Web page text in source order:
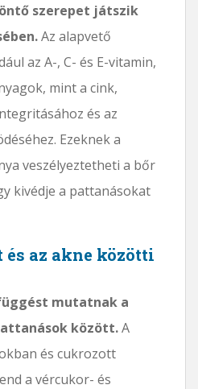
szerepet játszik
Az alapvető
az A-, C- és E-vitamin,
mint a cink,
és az
Ezeknek a
veszélyeztetheti a bőr
kivédje a pattanásokat
az akne közötti
mutatnak a
között.A
és cukrozott
a vércukor- és